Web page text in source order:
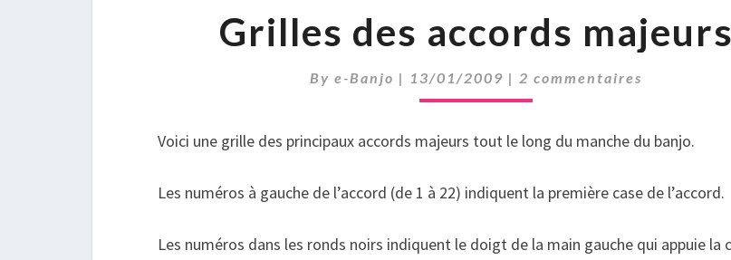
DES
ACCORDS
MAJEURS
Grilles des accords majeurs
Bye-Banjo | 13/01/2009 | Comments
2 commentaires
Voici une grille des principaux accords majeurs tout le long du manche du banjo.
Les numéros à gauche de l’accord (de 1 à 22) indiquent la première case de l’accord.
Les numéros dans les ronds noirs indiquent le doigt de la main gauche qui appuie la